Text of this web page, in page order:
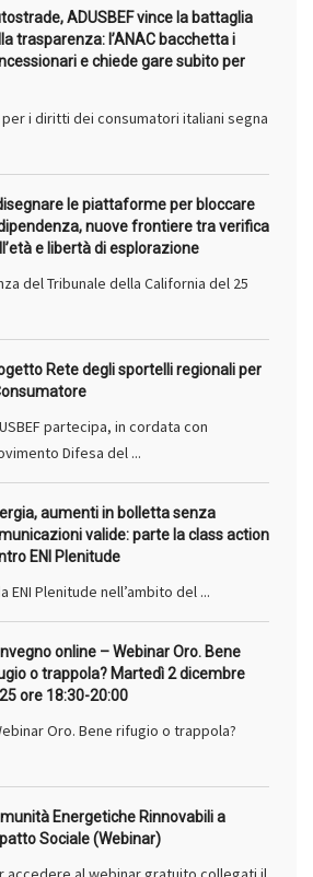
ADUSBEF vince la battaglia
trasparenza: l’ANAC bacchetta i
e chiede gare subito per
i diritti dei consumatori italiani segna
le piattaforme per bloccare
nuove frontiere tra verifica
e libertà di esplorazione
del Tribunale della California del 25
Rete degli sportelli regionali per
partecipa, in cordata con
Difesa del ...
aumenti in bolletta senza
valide: parte la class action
ENI Plenitude
ENI Plenitude nell’ambito del ...
online – Webinar Oro. Bene
o trappola? Martedì 2 dicembre
ore 18:30-20:00
Oro. Bene rifugio o trappola?
Energetiche Rinnovabili a
Sociale (Webinar)